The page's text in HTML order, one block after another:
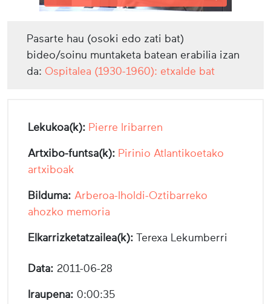
Pasarte hau (osoki edo zati bat)
bideo/soinu muntaketa batean erabilia izan
da: Ospitalea (1930-1960): etxalde bat
Lekukoa(k): Pierre Iribarren
Artxibo-funtsa(k): Pirinio Atlantikoetako
artxiboak
Bilduma: Arberoa-Iholdi-Oztibarreko
ahozko memoria
Elkarrizketatzailea(k): Terexa Lekumberri
Data: 2011-06-28
Iraupena: 0:00:35